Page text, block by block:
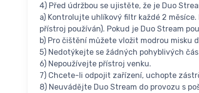
4) Před údržbou se ujistěte, že je Duo
a) Kontrolujte uhlíkový filtr každé 2
přístroj používán). Pokud je Duo Stream
b) Pro čištění můžete vložit modrou misku
5) Nedotýkejte se žádných pohyblivých
6) Nepoužívejte přístroj venku.
7) Chcete-li odpojit zařízení, uchopte
8) Neuvádějte Duo Stream do provozu s